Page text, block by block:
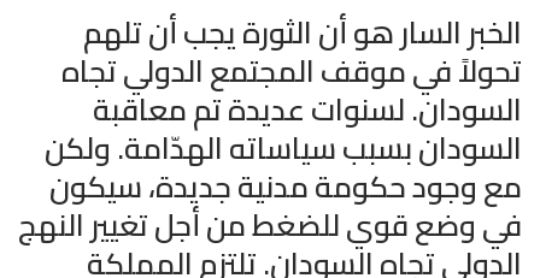
الخبر السار هو أن الثورة يجب أن تلهم
تحولاً في موقف المجتمع الدولي تجاه
السودان. لسنوات عديدة تم معاقبة
السودان بسبب سياساته الهدّامة. ولكن
مع وجود حكومة مدنية جديدة، سيكون
في وضع قوي للضغط من أجل تغيير النهج
الدولي تجاه السودان. تلتزم المملكة